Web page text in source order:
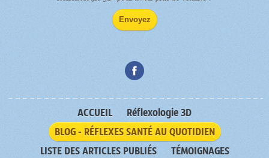
ACCUEIL
Réflexologie 3D
BLOG - RÉFLEXES SANTÉ AU QUOTIDIEN
LISTE DES ARTICLES PUBLIÉS
TÉMOIGNAGES